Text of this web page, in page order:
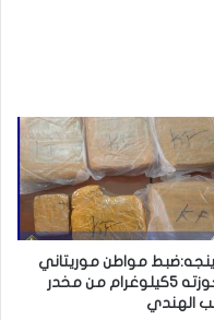
مواطن موريتاني
وبحوزته 5كيلوغرام من مخدر
الهندي